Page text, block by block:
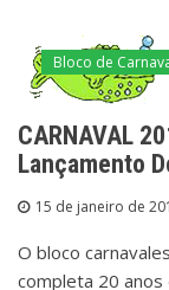
Bloco de
CARNAVAL
Lançamento
15 de janeiro de
O bloco
completa 20 anos